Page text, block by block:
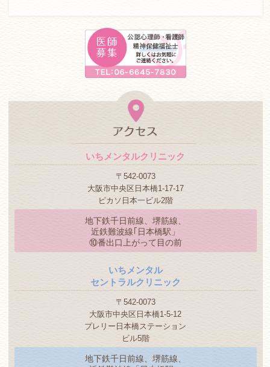
いちメンタルクリニック
〒542-0073
大阪市中央区日本橋1-17-17
ピカソ日本一ビル2階
地下鉄千日前線、堺筋線、
近鉄難波線｢日本橋駅」
⑩番出口上がって目の前
いちメンタル
セントラルクリニック
〒542-0073
大阪市中央区日本橋1-5-12
プレリー日本橋ステーション
ビル5階
地下鉄千日前線、堺筋線、